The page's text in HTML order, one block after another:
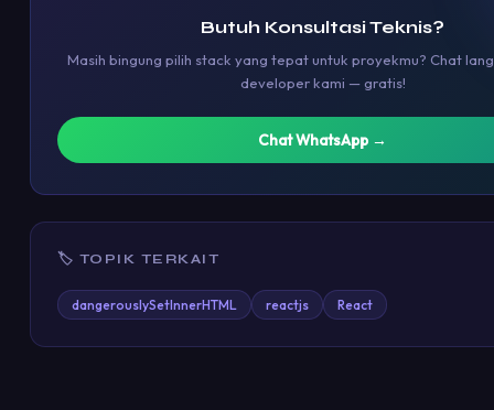
Butuh Konsultasi Teknis?
Masih bingung pilih stack yang tepat untuk proyekmu? Chat
developer kami — gratis!
Chat WhatsApp →
🏷 TOPIK TERKAIT
dangerouslySetInnerHTML reactjs React